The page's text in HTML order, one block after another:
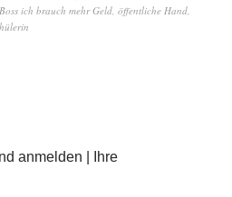
ich brauch mehr Geld, öffentliche Hand,
anmelden | Ihre